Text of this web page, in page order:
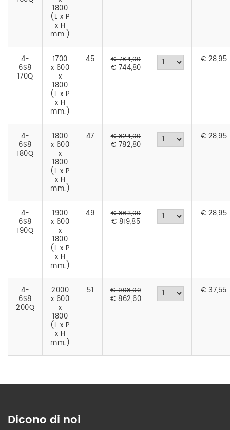
1800
(L x P
x H
mm.)
4-
6S8
170Q
1700
x 600
x
1800
(L x P
x H
mm.)
45 € 784,00
€ 744,80
€ 28,95
4-
6S8
180Q
1800
x 600
x
1800
(L x P
x H
mm.)
47 € 824,00
€ 782,80
€ 28,95
4-
6S8
190Q
1900
x 600
x
1800
(L x P
x H
mm.)
49 € 863,00
€ 819,85
€ 28,95
4-
6S8
200Q
2000
x 600
x
1800
(L x P
x H
mm.)
51 € 908,00
€ 862,60
€37,55
Dicono di noi